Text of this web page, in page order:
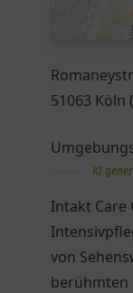
51063 Köln
KI
Intakt Care
von
berühmten